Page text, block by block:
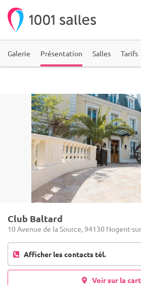
Galerie Présentation Salles Tarifs
Club Baltard
10 Avenue de la Source, 94130 Nogent-
Afficher les contacts tél.
Voir sur la